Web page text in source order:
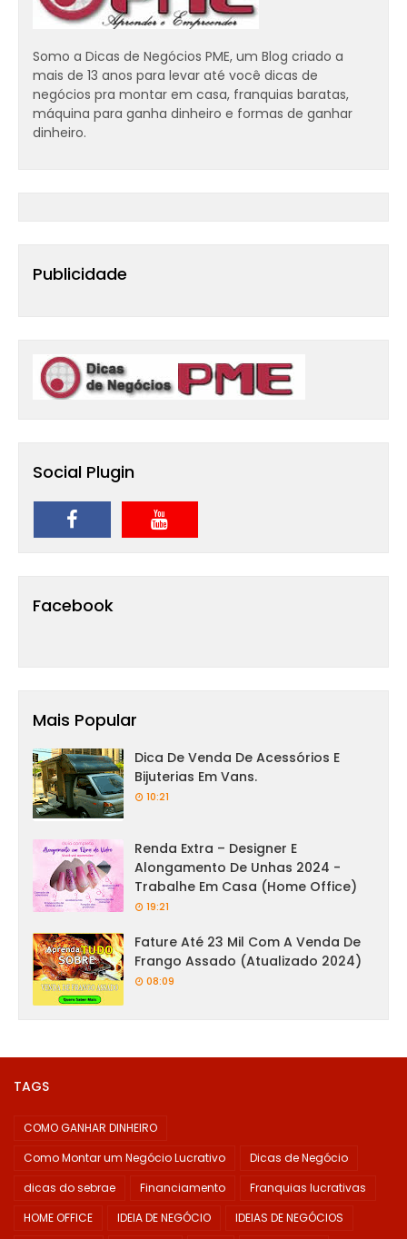
Somo a Dicas de Negócios PME, um Blog criado a
mais de 13 anos para levar até você dicas de
negócios pra montar em casa, franquias baratas,
máquina para ganha dinheiro e formas de ganhar
dinheiro.
Publicidade
Social Plugin
Facebook
Mais Popular
Dica De Venda De Acessórios E
Bijuterias Em Vans.
10:21
Renda Extra – Designer E
Alongamento De Unhas 2024 -
Trabalhe Em Casa (Home Office)
19:21
Fature Até 23 Mil Com A Venda De
Frango Assado (Atualizado 2024)
08:09
TAGS
COMO GANHAR DINHEIRO
Como Montar um Negócio Lucrativo
Dicas de Negócio
dicas do sebrae
Financiamento
Franquias lucrativas
HOME OFFICE
IDEIA DE NEGÓCIO IDEIAS DE NEGÓCIOS